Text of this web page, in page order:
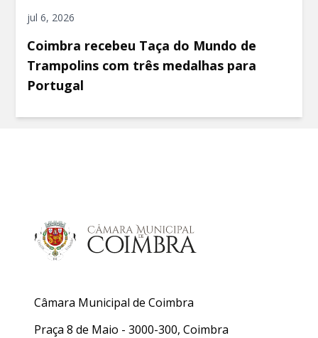
jul 6, 2026
Coimbra recebeu Taça do Mundo de
Trampolins com três medalhas para
Portugal
Câmara Municipal de Coimbra
Praça 8 de Maio - 3000-300, Coimbra